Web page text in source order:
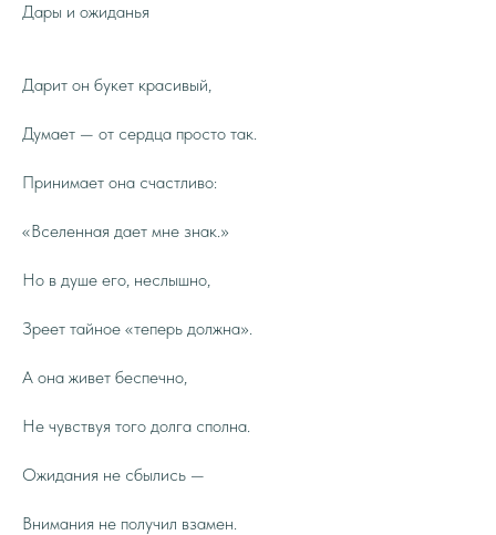
Дары и ожиданья
Дарит он букет красивый,
Думает — от сердца просто так.
Принимает она счастливо:
«Вселенная дает мне знак.»
Но в душе его, неслышно,
Зреет тайное «теперь должна».
А она живет беспечно,
Не чувствуя того долга сполна.
Ожидания не сбылись —
Внимания не получил взамен.